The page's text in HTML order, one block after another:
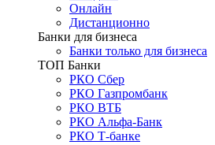
Онлайн
Дистанционно
Банки для бизнеса
Банки только для бизнеса
ТОП Банки
РКО Сбер
РКО Газпромбанк
РКО ВТБ
РКО Альфа-Банк
РКО Т-банке